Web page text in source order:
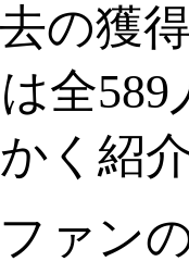
の獲
全
く紹介
ァン